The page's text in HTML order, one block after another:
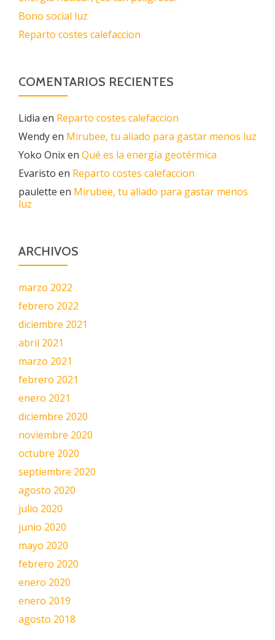
Bono social luz
Reparto costes calefaccion
COMENTARIOS RECIENTES
Lidia en Reparto costes calefaccion
Wendyen Mirubee, tu aliado para gastar menos luz
Yoko Onixen Qué es la energía geotérmica
Evaristo en Reparto costes calefaccion
paulette en Mirubee, tu aliado para gastar menos
luz
ARCHIVOS
marzo 2022
febrero 2022
diciembre 2021
abril 2021
marzo 2021
febrero 2021
enero 2021
diciembre 2020
noviembre 2020
octubre 2020
septiembre 2020
agosto 2020
julio 2020
junio 2020
mayo 2020
febrero 2020
enero 2020
enero 2019
agosto 2018